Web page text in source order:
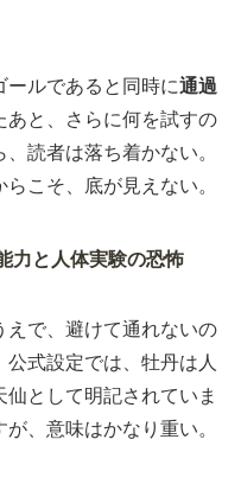
ールであると同時に通過
あと、さらに何を試すの
読者は落ち着かない。
こそ、底が見えない。
力と人体実験の恐怖
えで、避けて通れないの
公式設定では、牡丹は人
として明記されていま
、意味はかなり重い。